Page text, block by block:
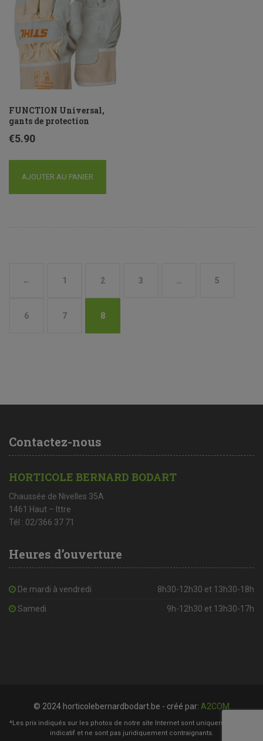
FUNCTION Universal,
gants de protection
€5.90
AJOUTER AU PANIER
← 1 2 3 5
6 7 8
Contactez-nous
HORTICOLE BERNARD BODART
Chaussée de Nivelles 35A
1461 Haut – Ittre
Tél : 02/366 37 71
Heures d’ouverture
De mardi à vendredi 8h30-12h30 et 13h30-18h
Samedi 9h-12h30 et 13h30-17h
© 2024 horticolebernardbodart.be - créé par: A2COM
*Les prix indiqués sur les photos de notre site Internet sont uniquement à titre
indicatif et ne sont pas juridiquement contraignants.